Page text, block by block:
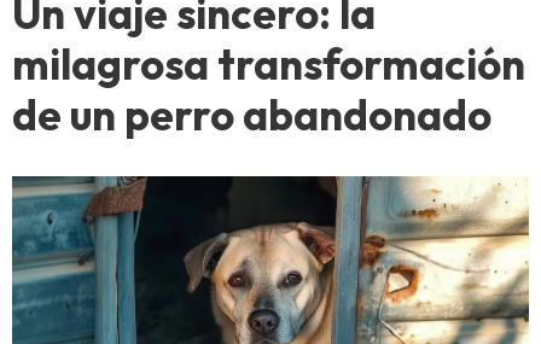
Un viaje sincero: la
milagrosa transformación
de un perro abandonado